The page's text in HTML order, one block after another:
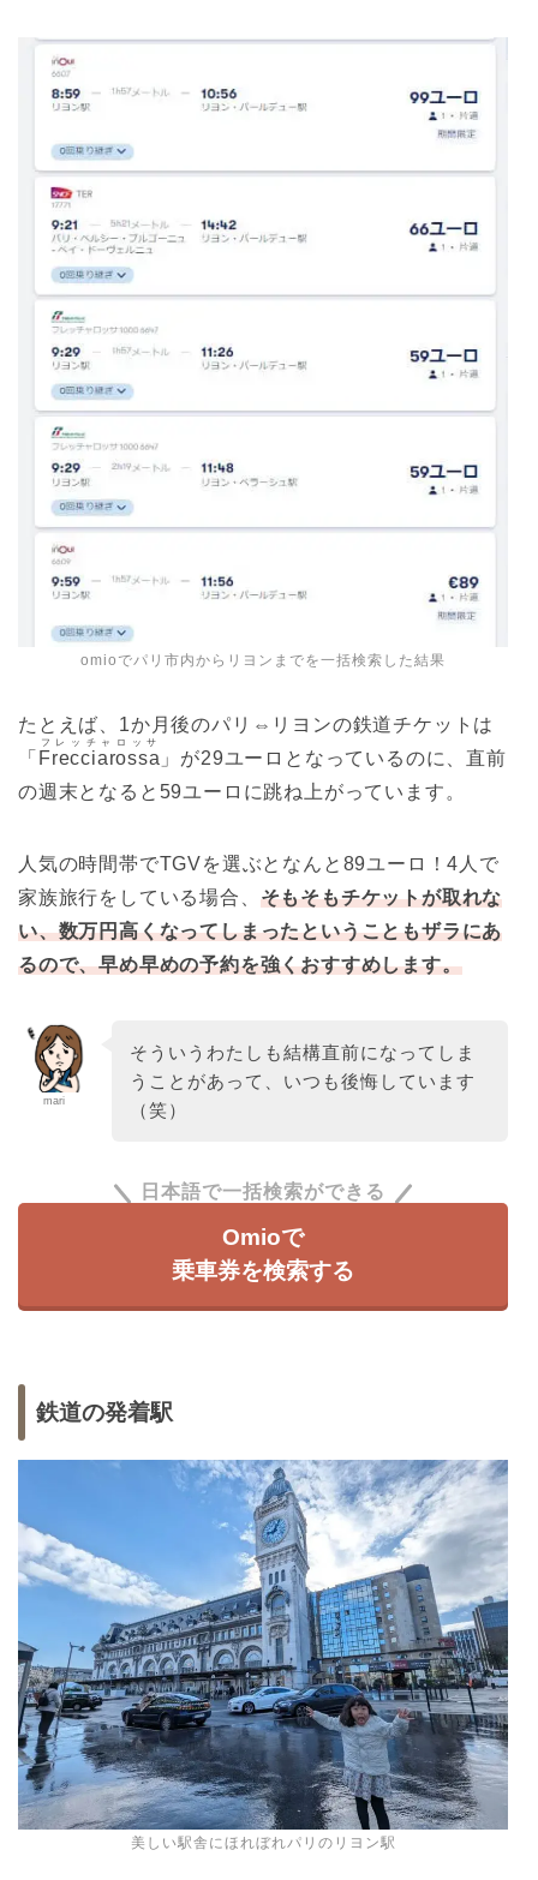
omioでパリ市内からリヨンまでを一括検索した結果
たとえば、1か月後のパリ⇔リヨンの鉄道チケットは
「 Frecciarossa
フレッチャロッサ
」が29ユーロとなっているのに、直前
の週末となると59ユーロに跳ね上がっています。
人気の時間帯でTGVを選ぶとなんと89ユーロ！4人で
家族旅行をしている場合、 そもそもチケットが取れな
い、数万円高くなってしまったということもザラにあ
るので、早め早めの予約を強くおすすめします。
mari
そういうわたしも結構直前になってしま
うことがあって、いつも後悔しています
（笑）
日本語で一括検索ができる
Omioで
乗車券を検索する
鉄道の発着駅
美しい駅舎にほれぼれパリのリヨン駅